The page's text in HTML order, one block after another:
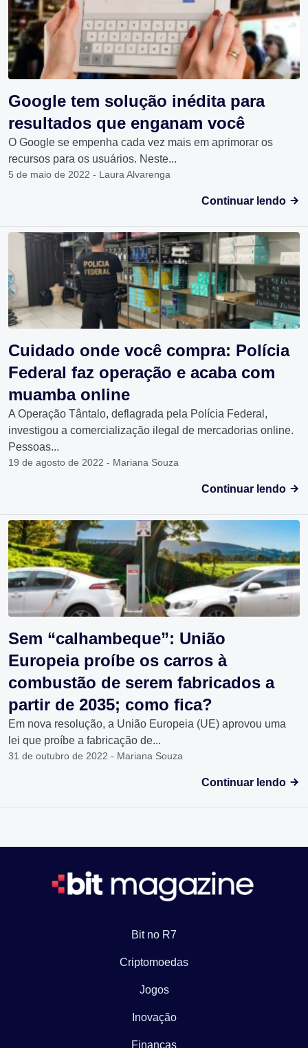
Google tem solução inédita para
resultados que enganam você
O Google se empenha cada vez mais em aprimorar os
recursos para os usuários. Neste...
5 de maio de 2022 - Laura Alvarenga
Continuar lendo
Cuidado onde você compra: Polícia
Federal faz operação e acaba com
muamba online
A Operação Tântalo, deflagrada pela Polícia Federal,
investigou a comercialização ilegal de mercadorias online.
Pessoas...
19 de agosto de 2022 - Mariana Souza
Continuar lendo
Sem “calhambeque”: União
Europeia proíbe os carros à
combustão de serem fabricados a
partir de 2035; como fica?
Em nova resolução, a União Europeia (UE) aprovou uma
lei que proíbe a fabricação de...
31 de outubro de 2022 - Mariana Souza
Continuar lendo
Bit no R7
Criptomoedas
Jogos
Inovação
Finanças